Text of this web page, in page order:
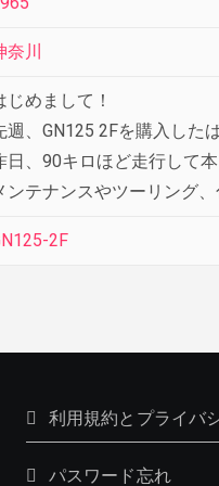
奈川
じめまして！
週、GN125 2Fを購入した
日、90キロほど走行して
ンテナンスやツーリング
2F
利用規約とプライバ
パスワード忘れ